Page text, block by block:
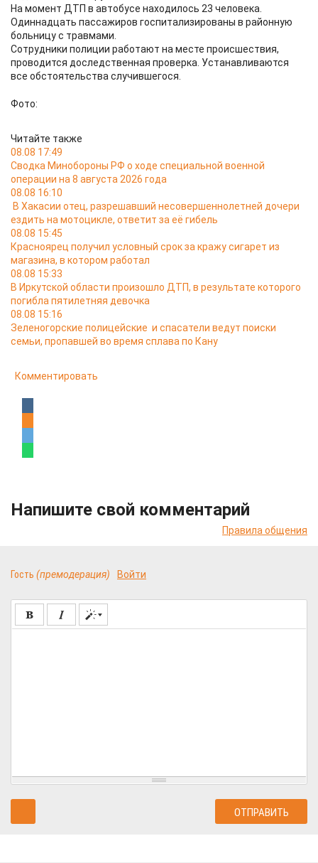
На момент ДТП в автобусе находилось 23 человека.
Одиннадцать пассажиров госпитализированы в районную
больницу с травмами.
Сотрудники полиции работают на месте происшествия,
проводится доследственная проверка. Устанавливаются
все обстоятельства случившегося.
Фото:
Читайте также
08.08 17:49
Сводка Минобороны РФ о ходе специальной военной
операции на 8 августа 2026 года
08.08 16:10
В Хакасии отец, разрешавший несовершеннолетней дочери
ездить на мотоцикле, ответит за её гибель
08.08 15:45
Красноярец получил условный срок за кражу сигарет из
магазина, в котором работал
08.08 15:33
В Иркутской области произошло ДТП, в результате которого
погибла пятилетняя девочка
08.08 15:16
Зеленогорские полицейские и спасатели ведут поиски
семьи, пропавшей во время сплава по Кану
Комментировать
Напишите свой комментарий
Правила общения
Гость (премодерация) Войти